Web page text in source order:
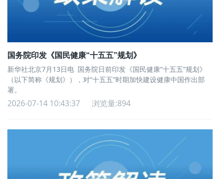
国务院印发《国民健康“十五五”规划》
新华社北京7月13日电 国务院日前印发《国民健康“十五五”规划》
（以下简称《规划》），对“十五五”时期加快建设健康中国作出部
署。
2026-07-14 10:43:37 浏览量:894